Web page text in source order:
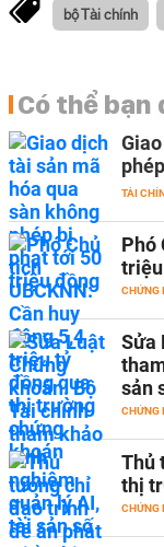
bộ Tài chính
Có thể bạn
TÀI
Phó
CHỨNG
Sửa
sản
CHỨNG
Thủ
thị
CHỨNG